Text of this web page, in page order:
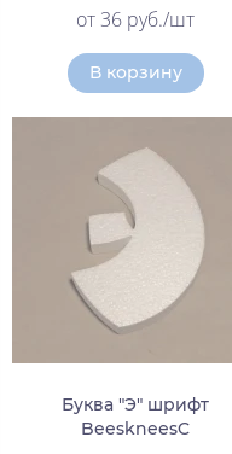
от 36 руб./шт
В корзину
Буква "Э" шрифт
BeeskneesC